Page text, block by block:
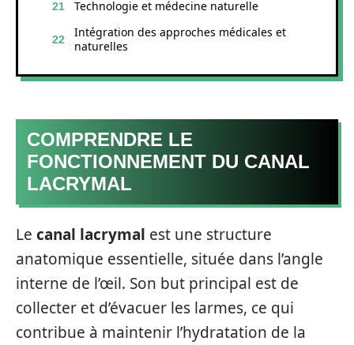
Technologie et médecine naturelle
Intégration des approches médicales et
naturelles
COMPRENDRE LE
FONCTIONNEMENT DU CANAL
LACRYMAL
Le canal lacrymal est une structure
anatomique essentielle, située dans l’angle
interne de l’œil. Son but principal est de
collecter et d’évacuer les larmes, ce qui
contribue à maintenir l’hydratation de la